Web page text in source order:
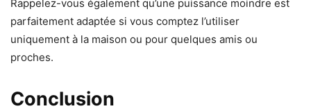
Rappelez-vous également qu’une puissance moindre est
parfaitement adaptée si vous comptez l’utiliser
uniquement à la maison ou pour quelques amis ou
proches.
Conclusion